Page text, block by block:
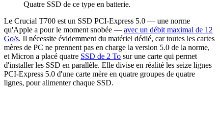
Quatre SSD de ce type en batterie.
Le Crucial T700 est un SSD PCI-Express 5.0 — une norme
qu'Apple a pour le moment snobée — avec un débit maximal de 12
Go/s. Il nécessite évidemment du matériel dédié, car toutes les cartes
mères de PC ne prennent pas en charge la version 5.0 de la norme,
et Micron a placé quatre SSD de 2 To sur une carte qui permet
d'installer les SSD en parallèle. Elle divise en réalité les seize lignes
PCI-Express 5.0 d'une carte mère en quatre groupes de quatre
lignes, pour alimenter chaque SSD.